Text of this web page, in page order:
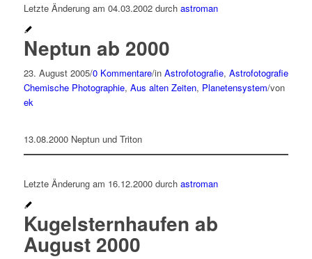
Letzte Änderung am 04.03.2002 durch astroman
Neptun ab 2000
23. August 2005/0 Kommentare/in Astrofotografie, Astrofotografie
Chemische Photographie, Aus alten Zeiten, Planetensystem/von
ek
13.08.2000 Neptun und Triton
Letzte Änderung am 16.12.2000 durch astroman
Kugelsternhaufen ab
August 2000